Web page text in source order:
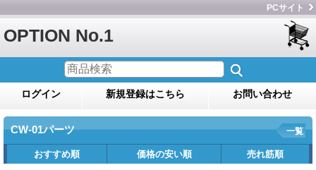
PCサイト
OPTION No.1
ログイン 新規登録はこちら お問い合わせ
CW-01パーツ 一覧
おすすめ順 価格の安い順 売れ筋順